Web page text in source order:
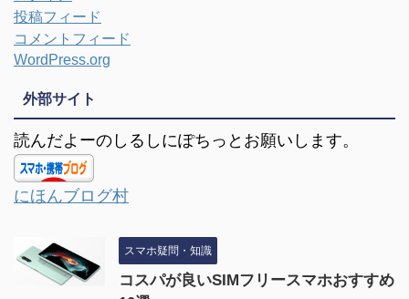
投稿フィード
コメントフィード
WordPress.org
外部サイト
読んだよーのしるしにぽちっとお願いします。
にほんブログ村
スマホ疑問・知識
コスパが良いSIMフリースマホおすすめ